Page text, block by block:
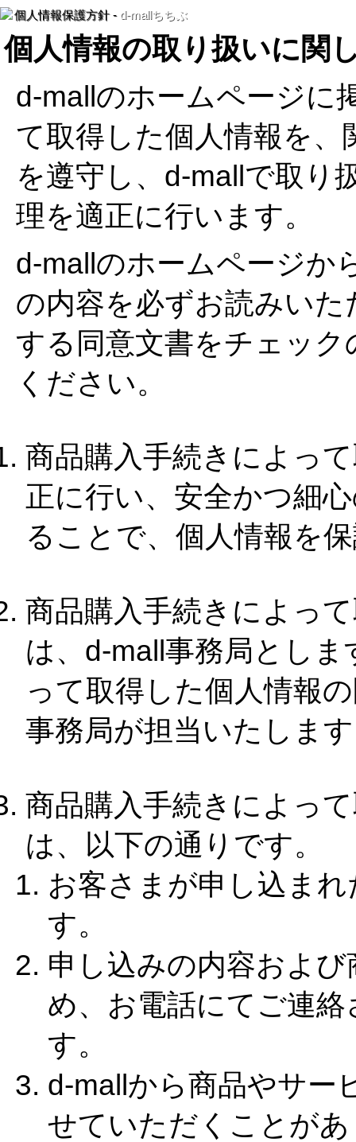
個人情報保護方針 - d-mallちちぶ
個人情報の取り扱いに関
d-mallのホームページに
て取得した個人情報を
を遵守し、d-mallで取り
理を適正に行います。
d-mallのホームページか
の内容を必ずお読みい
する同意文書をチェッ
ください。
商品購入手続きによっ
正に行い、安全かつ細
ることで、個人情報を
商品購入手続きによっ
は、d-mall事務局とし
って取得した個人情報
事務局が担当いたしま
商品購入手続きによっ
は、以下の通りです。
お客さまが申し込ま
す。
申し込みの内容およ
め、お電話にてご連
す。
d-mallから商品やサー
せていただくことが